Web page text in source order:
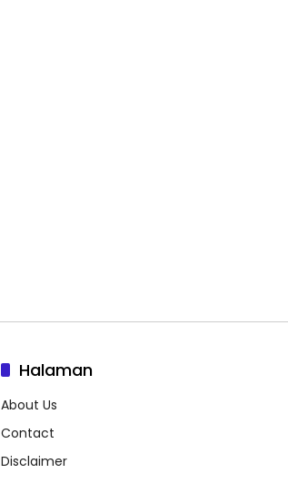
Halaman
About Us
Contact
Disclaimer